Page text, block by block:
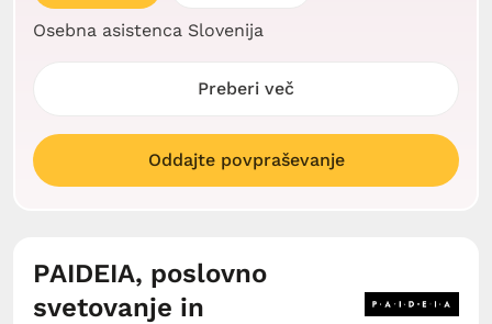
Osebna asistenca Slovenija
Preberi več
Oddajte povpraševanje
PAIDEIA, poslovno
svetovanje in